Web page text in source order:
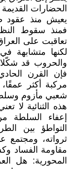
الحضارات
يعيش منذ عقود
تعاقبت على
لكنها متشابهة في
والحروب قد شكّلا
فإن القرن
مركبة أكثر
شعبي مأزوم
هذه الثنائية لا
إعفاء السلطة
التواطؤ بين
ثرواته،
مقاومة الفساد
المحورية: هل